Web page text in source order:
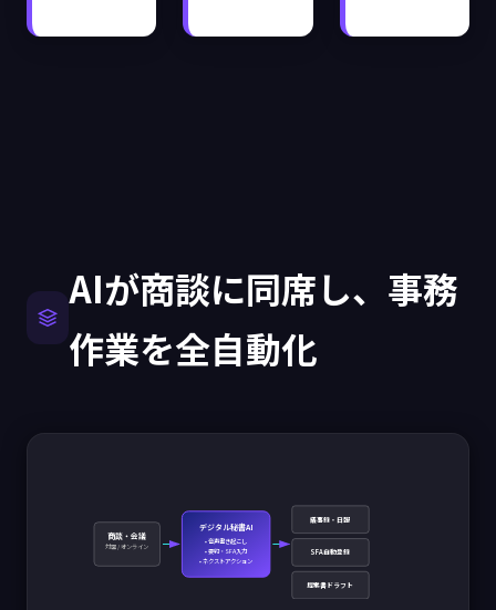
AIが商談に同席し、事務
作業を全自動化
商談・会議
対面 / オンライン
デジタル秘書AI
• 音声書き起こし
• 要約・SFA入力
• ネクストアクション
議事録・日報
SFA自動登録
提案書ドラフト